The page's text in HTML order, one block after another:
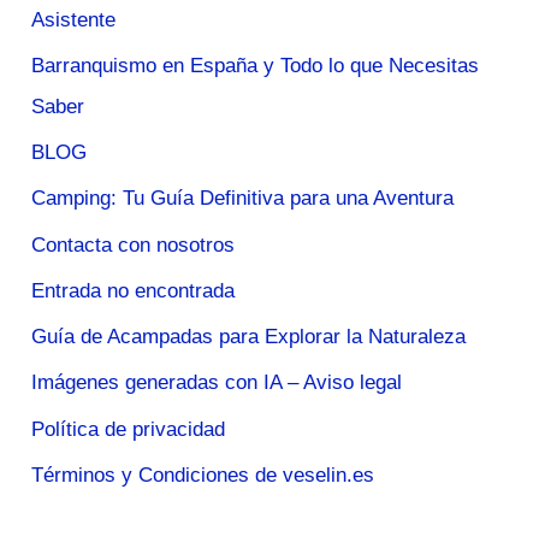
Asistente
Barranquismo en España y Todo lo que Necesitas
Saber
BLOG
Camping: Tu Guía Definitiva para una Aventura
Contacta con nosotros
Entrada no encontrada
Guía de Acampadas para Explorar la Naturaleza
Imágenes generadas con IA – Aviso legal
Política de privacidad
Términos y Condiciones de veselin.es